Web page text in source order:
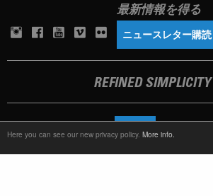
Here you can see our new privacy policy. More info.
最新情報を得る
ニュースレター購読
REFINED SIMPLICITY
LANGUAGE
TERMS OF USE PRIVACY POLICY